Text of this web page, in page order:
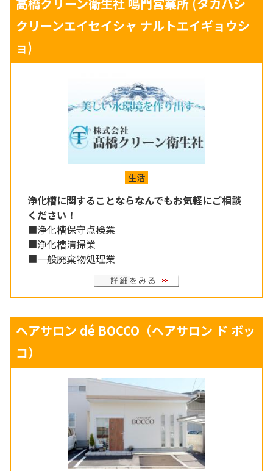
クリーンエイセイシャ ナルトエイギョウシ
ョ)
生活
浄化槽に関することならなんでもお気軽にご相談
ください！
■浄化槽保守点検業
■浄化槽清掃業
■一般廃棄物処理業
ヘアサロン dé BOCCO（ヘアサロン ド ボッ
コ）